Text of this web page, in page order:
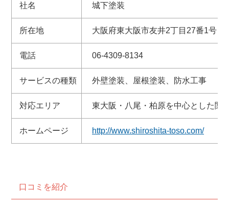
社名 城下塗装
所在地 大阪府東大阪市友井2丁目27番1号
電話 06-4309-8134
サービスの種類 外壁塗装、屋根塗装、防水工事
対応エリア 東大阪・八尾・柏原を中心とした関
ホームページ http://www.shiroshita-toso.com/
口コミを紹介